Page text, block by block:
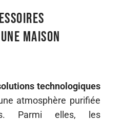
maison
technologiques
atmosphère purifiée
Parmi elles, les